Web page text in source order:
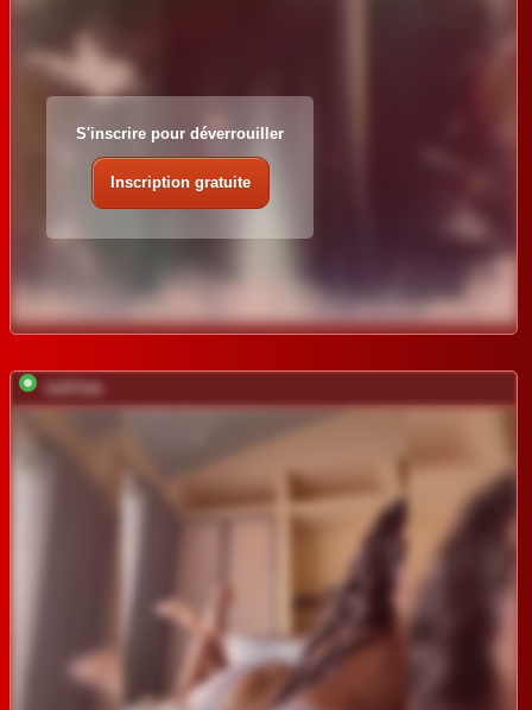
S'inscrire pour déverrouiller
Inscription gratuite